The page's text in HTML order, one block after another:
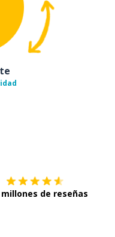
millones de reseñas